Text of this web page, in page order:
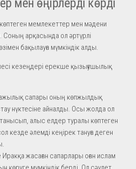
мемлекеттер мен мәдени
Соның арқасында ол әртүрлі
бақылауға мүмкіндік алды.
кезеңдері ерекше қызығушылық
сапары оның көпжылдық
нүктесіне айналды. Осы жолда ол
алыс елдер туралы көптеген
кезде әлемді кеңірек тануға деген
жасаған сапарлары оған ислам